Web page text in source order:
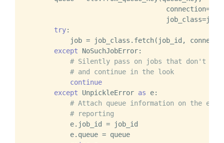
try:
job = job_class.fetch(job_id,
except NoSuchJobError:
# Silently pass on jobs that don't
# and continue in the look
continue
except UnpickleError as e:
# Attach queue information on the
# reporting
            e.job_id = job_id
            e.queue = queue